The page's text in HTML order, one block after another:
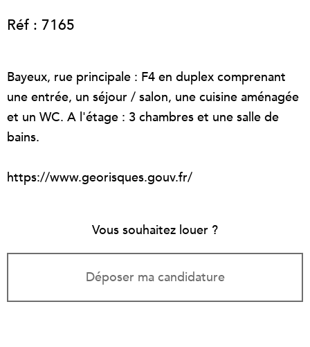
Réf : 7165
Bayeux, rue principale : F4 en duplex comprenant
une entrée, un séjour / salon, une cuisine aménagée
et un WC. A l'étage : 3 chambres et une salle de
bains.
https://www.georisques.gouv.fr/
Vous souhaitez louer ?
Déposer ma candidature